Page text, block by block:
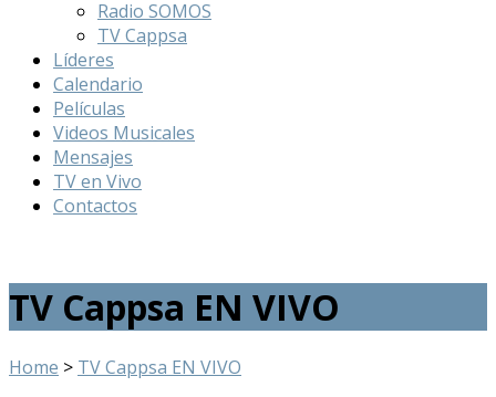
Radio SOMOS
TV Cappsa
Líderes
Calendario
Películas
Videos Musicales
Mensajes
TV en Vivo
Contactos
TV Cappsa EN VIVO
Home > TV Cappsa EN VIVO